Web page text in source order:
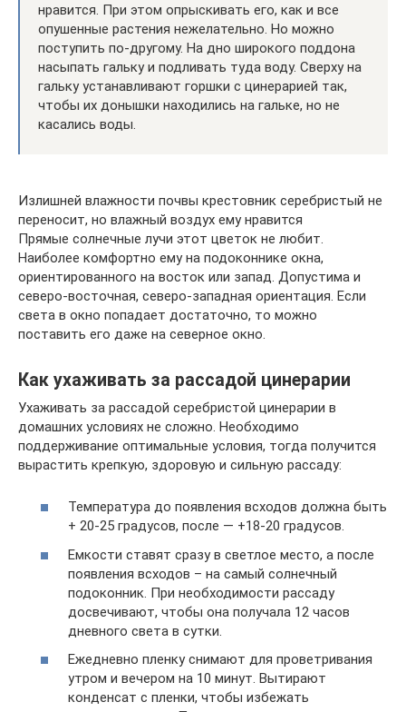
нравится. При этом опрыскивать его, как и все
опушенные растения нежелательно. Но можно
поступить по-другому. На дно широкого поддона
насыпать гальку и подливать туда воду. Сверху на
гальку устанавливают горшки с цинерарией так,
чтобы их донышки находились на гальке, но не
касались воды.
Излишней влажности почвы крестовник серебристый не
переносит, но влажный воздух ему нравится
Прямые солнечные лучи этот цветок не любит.
Наиболее комфортно ему на подоконнике окна,
ориентированного на восток или запад. Допустима и
северо-восточная, северо-западная ориентация. Если
света в окно попадает достаточно, то можно
поставить его даже на северное окно.
Как ухаживать за рассадой цинерарии
Ухаживать за рассадой серебристой цинерарии в
домашних условиях не сложно. Необходимо
поддерживание оптимальные условия, тогда получится
вырастить крепкую, здоровую и сильную рассаду:
Температура до появления всходов должна быть
+ 20-25 градусов, после — +18-20 градусов.
Емкости ставят сразу в светлое место, а после
появления всходов – на самый солнечный
подоконник. При необходимости рассаду
досвечивают, чтобы она получала 12 часов
дневного света в сутки.
Ежедневно пленку снимают для проветривания
утром и вечером на 10 минут. Вытирают
конденсат с пленки, чтобы избежать